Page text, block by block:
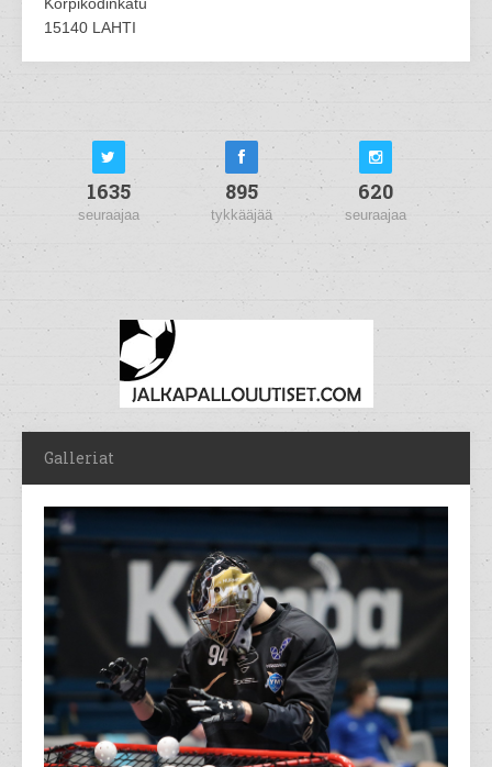
15140 LAHTI
1635
seuraajaa
895
tykkääjää
620
seuraajaa
Galleriat